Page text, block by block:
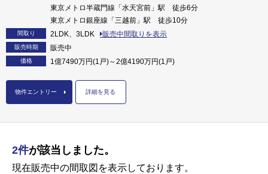
東京メトロ半蔵門線「水天宮前」駅 徒歩6分
東京メトロ銀座線「三越前」駅 徒歩10分
間取り 2LDK、3LDK 販売中間取りを表示
販売時期 販売中
価格 1億7490万円(1戸)～2億4190万円(1戸)
物件エントリー 詳細を見る
2件が該当しました。
現在販売中の間取図を表示しております。